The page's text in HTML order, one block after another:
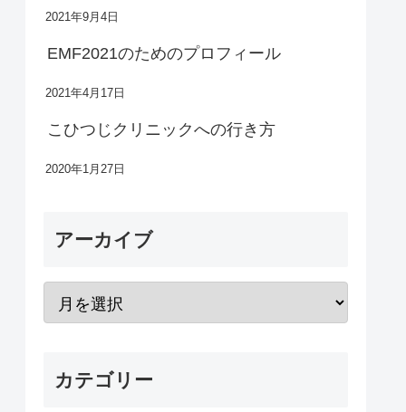
2021年9月4日
EMF2021のためのプロフィール
2021年4月17日
こひつじクリニックへの行き方
2020年1月27日
アーカイブ
カテゴリー